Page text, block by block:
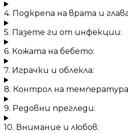
4. Подкрепа на врата и
5. Пазете ги от инфекции:
6. Кожата на бебето:
7. Играчки и облекла:
8. Контрол на
9. Редовни прегледи:
10. Внимание и любов: